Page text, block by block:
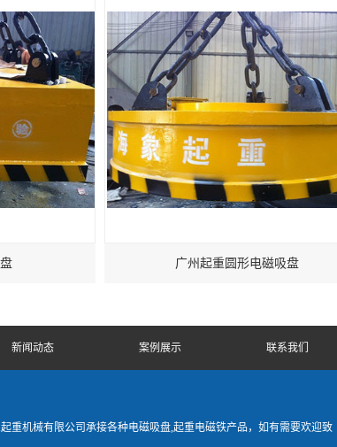
广州起重圆形电磁吸盘
新闻动态 案例展示 联系我们
重机械有限公司承接各种电磁吸盘,起重电磁铁产品，如有需要欢迎致